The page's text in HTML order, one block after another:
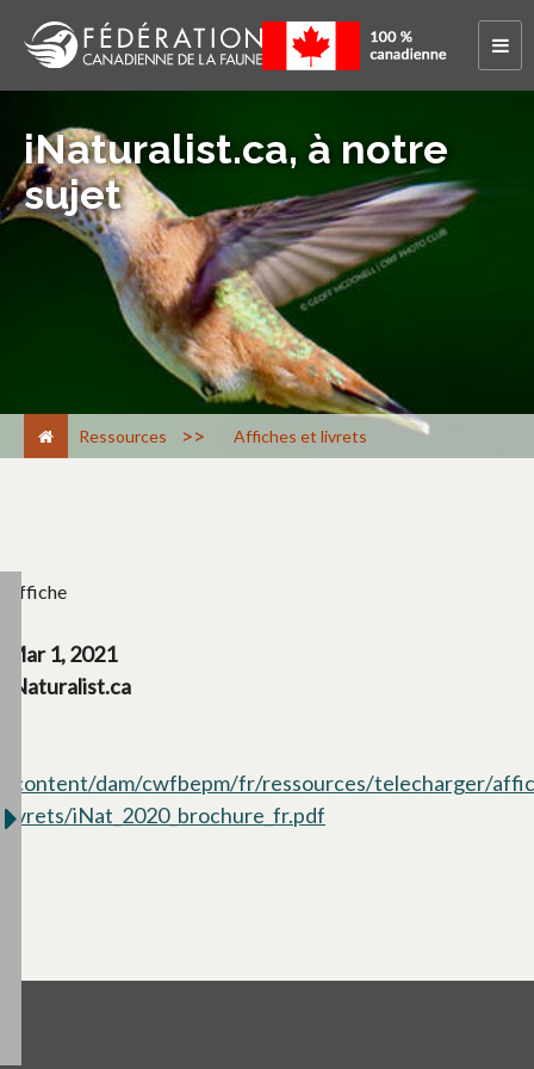
iNaturalist.ca, à notre
sujet
Ressources > Affiches et livrets
Affiche
Mar 1, 2021
iNaturalist.ca
/content/dam/cwfbepm/fr/ressources/telecharger/
livrets/iNat_2020_brochure_fr.pdf